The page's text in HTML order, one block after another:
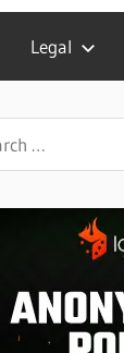
Legal